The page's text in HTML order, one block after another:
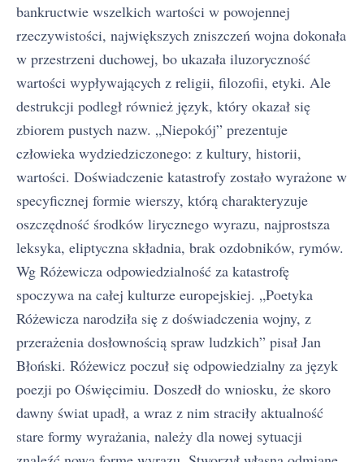
bankructwie wszelkich wartości w powojennej
rzeczywistości, największych zniszczeń wojna dokonała
w przestrzeni duchowej, bo ukazała iluzoryczność
wartości wypływających z religii, filozofii, etyki. Ale
destrukcji podległ również język, który okazał się
zbiorem pustych nazw. „Niepokój” prezentuje
człowieka wydziedziczonego: z kultury, historii,
wartości. Doświadczenie katastrofy zostało wyrażone w
specyficznej formie wierszy, którą charakteryzuje
oszczędność środków lirycznego wyrazu, najprostsza
leksyka, eliptyczna składnia, brak ozdobników, rymów.
Wg Różewicza odpowiedzialność za katastrofę
spoczywa na całej kulturze europejskiej. „Poetyka
Różewicza narodziła się z doświadczenia wojny, z
przerażenia dosłownością spraw ludzkich” pisał Jan
Błoński. Różewicz poczuł się odpowiedzialny za język
poezji po Oświęcimiu. Doszedł do wniosku, że skoro
dawny świat upadł, a wraz z nim straciły aktualność
stare formy wyrażania, należy dla nowej sytuacji